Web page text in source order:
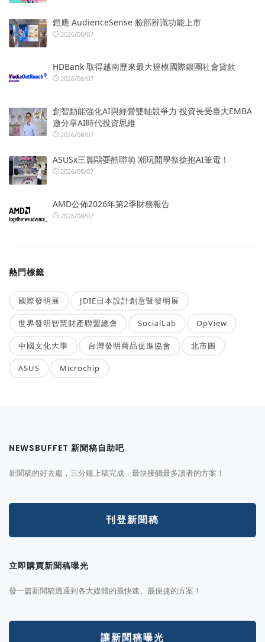
鎧應 AudienceSense 臉部辨識功能上市
2026/08/07
HDBank 取得越南歷來最大規模國際銀團社會貸款
2026/08/07
創智動能強化AI與經營雙軸競爭力 投資長受臺大EMBA
邀分享AI時代投資思維
2026/08/07
ASUSx三麗鷗耍酷聯萌 潮玩開學祭搶抱AI筆電！
2026/08/07
AMD公佈2026年第2季財務報告
2026/08/07
熱門標籤
國際發明展 JDIE日本設計創意暨發明展
世界發明智慧財產聯盟總會 SocialLab OpView
中國文化大學 台灣發明商品促進協會 北市圖
ASUS Microchip
NEWSBUFFET 新聞稿自助吧
新聞稿的好去處，三分鐘上稿完成，最快接觸最多讀者的方案！
刊登新聞稿
立即購買新聞稿曝光
發一篇新聞稿透通到各大媒體的最快速、最便捷的方案！
讓新聞稿曝光